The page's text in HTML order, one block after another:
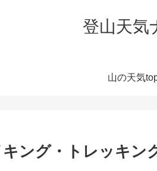
登山天気
山の天気
ング・トレッキン